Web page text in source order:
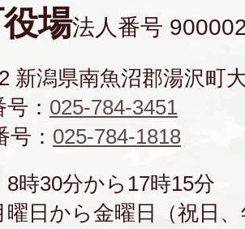
場法人番号
新潟県南魚沼郡湯沢町
： 025-784-3451
： 025-784-1818
8時30分から17時15分
曜日から金曜日（祝日